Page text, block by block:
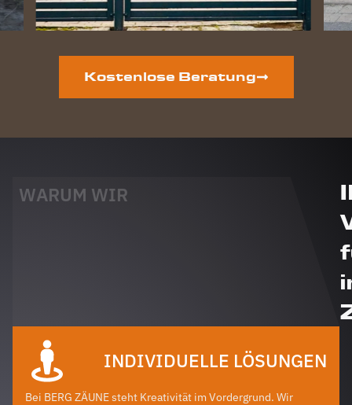
Kostenlose Beratung
WARUM WIR
INDIVIDUELLE LÖSUNGEN
Bei BERG ZÄUNE steht Kreativität im Vordergrund. Wir